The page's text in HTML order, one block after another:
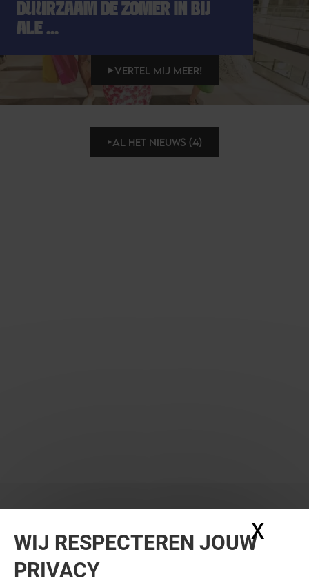
DUURZAAM DE ZOMER IN BIJ
ALE ...
VERTEL MIJ MEER!
AL HET NIEUWS (4)
WIJ RESPECTEREN JOUW
PRIVACY
X